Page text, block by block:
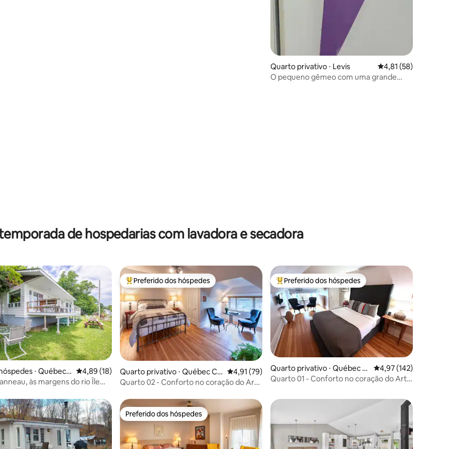
Quarto privativo ⋅ Levis 4,81 de uma
4,81 (58)
O pequeno gêmeo com uma grande
de hospedarias com lavadora e secadora
de 5, 158 avaliações
⋅ Québec
4,89 de uma avaliação média de 5, 18 avaliações
4,89 (18)
às margens do rio Île
Entre os melhores preferidos dos hóspedes
Preferido dos hóspedes
Quarto privativo ⋅ Québec Cit
y
4,91 de uma avaliação média de 5, 79 avaliações
4,91 (79)
Quarto 02 - Conforto no coração do Art
Entre os melhores preferidos dos hóspedes
Preferido dos hóspedes
Quarto privativo ⋅ Québec Ci
ty
4,97 de uma avaliação
4,97 (142)
Quarto 01 - Conforto no coração do Art
Preferido dos hóspedes
Preferido dos hóspedes